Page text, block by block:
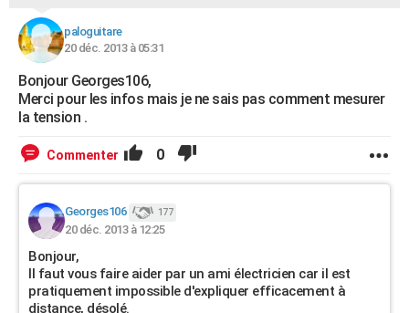
paloguitare
20 déc. 2013 à 05:31
Bonjour Georges106,
Merci pour les infos mais je ne sais pas comment mesurer
la tension .
Commenter 0
Georges106 177
20 déc. 2013 à 12:25
Bonjour,
Il faut vous faire aider par un ami électricien car il est
pratiquement impossible d'expliquer efficacement à
distance, désolé.